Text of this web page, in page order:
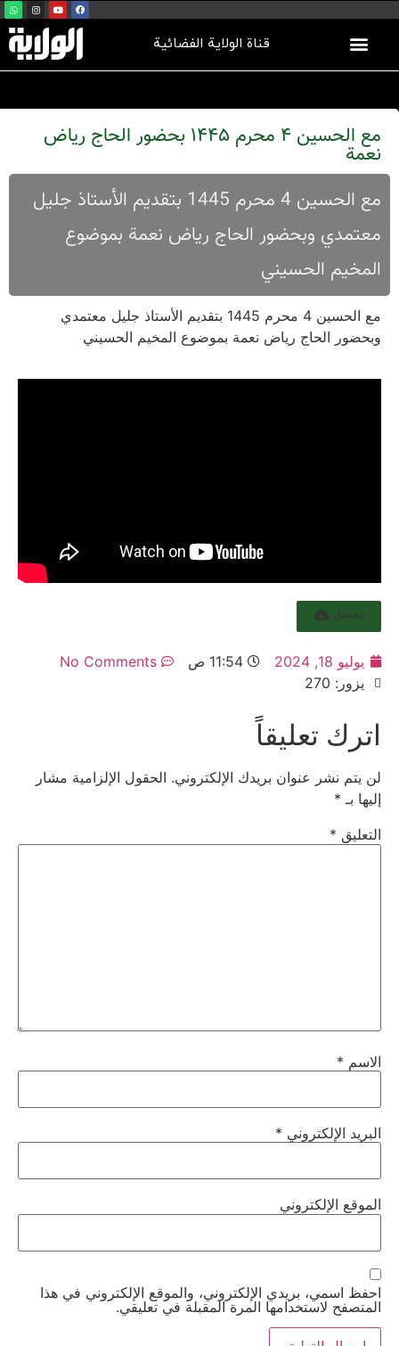
قناة الولاية الفضائية
مع الحسين 4 محرم 1445 بحضور الحاج رياض
نعمة
مع الحسين 4 محرم 1445 بتقديم الأستاذ جليل
معتمدي وبحضور الحاج رياض نعمة بموضوع
المخيم الحسيني
مع الحسين 4 محرم 1445 بتقديم الأستاذ جليل معتمدي
وبحضور الحاج رياض نعمة بموضوع المخيم الحسيني
تحميل
يوليو 18, 2024 11:54 ص
No Comments
يزور: 270
اترك تعليقاً
لن يتم نشر عنوان بريدك الإلكتروني. الحقول الإلزامية مشار
إليها بـ *
التعليق *
الاسم *
البريد الإلكتروني *
الموقع الإلكتروني
احفظ اسمي، بريدي الإلكتروني، والموقع الإلكتروني في هذا
المتصفح لاستخدامها المرة المقبلة في تعليقي.